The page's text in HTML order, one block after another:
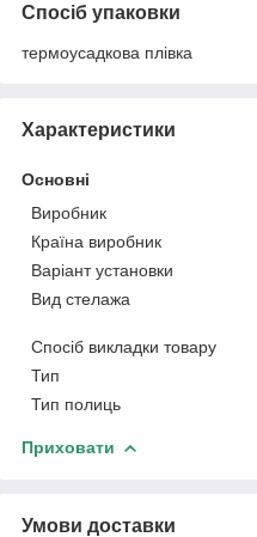
Спосіб упаковки
термоусадкова плівка
Характеристики
Основні
Виробник
Країна виробник
Варіант установки
Вид стелажа
Спосіб викладки товару
Тип
Тип полиць
Приховати
Умови доставки